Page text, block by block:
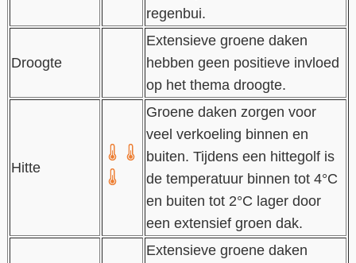
regenbui.
Droogte
Extensieve groene daken
hebben geen positieve invloed
op het thema droogte.
Hitte
Groene daken zorgen voor
veel verkoeling binnen en
buiten. Tijdens een hittegolf is
de temperatuur binnen tot 4°C
en buiten tot 2°C lager door
een extensief groen dak.
Extensieve groene daken